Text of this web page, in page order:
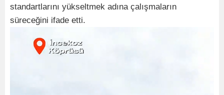
standartlarını yükseltmek adına çalışmaların
süreceğini ifade etti.